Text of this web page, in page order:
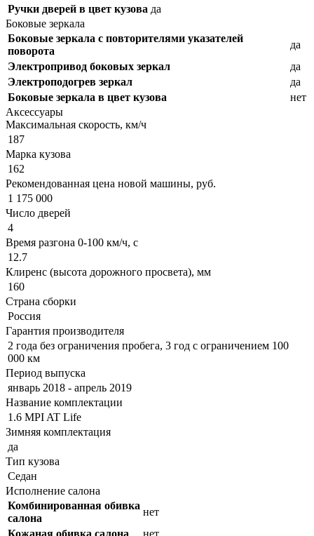
Ручки дверей в цвет кузова да
Боковые зеркала
Боковые зеркала с повторителями указателей
поворота
да
Электропривод боковых зеркал
да
Электроподогрев зеркал
да
Боковые зеркала в цвет кузова
нет
Аксессуары
Максимальная скорость, км/ч
187
Марка кузова
162
Рекомендованная цена новой машины, руб.
1 175 000
Число дверей
4
Время разгона 0-100 км/ч, с
12.7
Клиренс (высота дорожного просвета), мм
160
Страна сборки
Россия
Гарантия производителя
2 года без ограничения пробега, 3 год с ограничением 100
000 км
Период выпуска
январь 2018 - апрель 2019
Название комплектации
1.6 MPI AT Life
Зимняя комплектация
да
Тип кузова
Седан
Исполнение салона
Комбинированная обивка
салона
нет
Кожаная обивка салона
нет